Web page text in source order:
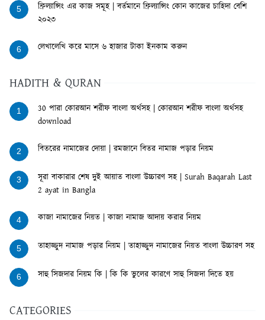
5
ফ্রিল্যান্সিং এর কাজ সমূহ | বর্তমানে ফ্রিল্যান্সিং কোন কাজের চাহিদা বেশি
২০২৩
6 লেখালেখি করে মাসে ৬ হাজার টাকা ইনকাম করুন
HADITH & QURAN
1
30 পারা কোরআন শরীফ বাংলা অর্থসহ | কোরআন শরীফ বাংলা অর্থসহ
download
2 বিতরের নামাজের দোয়া | রমজানে বিতর নামাজ পড়ার নিয়ম
3
সূরা বাকারার শেষ দুই আয়াত বাংলা উচ্চারণ সহ | Surah Baqarah Last
2 ayat in Bangla
4 কাজা নামাজের নিয়ত | কাজা নামাজ আদায় করার নিয়ম
5 তাহাজ্জুদ নামাজ পড়ার নিয়ম | তাহাজ্জুদ নামাজের নিয়ত বাংলা উচ্চারণ সহ
6 সাহু সিজদার নিয়ম কি | কি কি ভুলের কারণে সাহু সিজদা দিতে হয়
CATEGORIES